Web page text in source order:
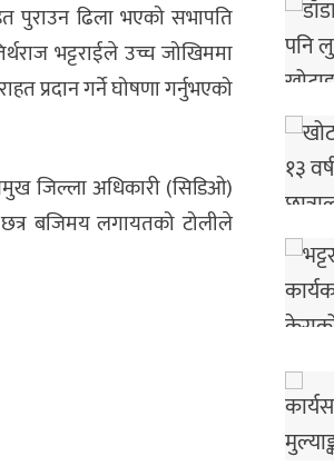
पुराउन ढिला भएको सभापति
भट्टराईले उच्च जोखिममा
प्रदान गर्ने घोषणा गर्नुभएको
जिल्ला अधिकारी (सिडिओ)
छत्र बजिमय लगायतको टोलीले